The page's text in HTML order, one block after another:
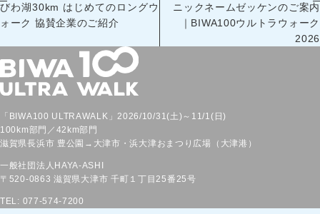
びわ湖30km はじめてのロングウ
ォーク 協賛企業のご紹介
ニックネームゼッケンのご案内
｜BIWA100ウルトラウォーク
2026
「BIWA100 ULTRAWALK」2026/10/31(土)～11/1(日)
100km部門／42km部門
滋賀県長浜市 豊公園→大津市・浜大津おまつり広場（大津港）
一般社団法人HAYA-ASHI
〒520-0863 滋賀県大津市 千町１丁目25番25号
TEL: 077-574-7200